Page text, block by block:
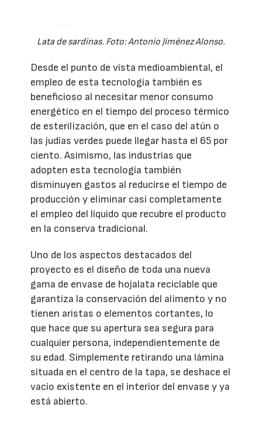
Lata de sardinas. Foto: Antonio Jiménez Alonso.
Desde el punto de vista medioambiental, el
empleo de esta tecnología también es
beneficioso al necesitar menor consumo
energético en el tiempo del proceso térmico
de esterilización, que en el caso del atún o
las judías verdes puede llegar hasta el 65 por
ciento. Asimismo, las industrias que
adopten esta tecnología también
disminuyen gastos al reducirse el tiempo de
producción y eliminar casi completamente
el empleo del líquido que recubre el producto
en la conserva tradicional.
Uno de los aspectos destacados del
proyecto es el diseño de toda una nueva
gama de envase de hojalata reciclable que
garantiza la conservación del alimento y no
tienen aristas o elementos cortantes, lo
que hace que su apertura sea segura para
cualquier persona, independientemente de
su edad. Simplemente retirando una lámina
situada en el centro de la tapa, se deshace el
vacío existente en el interior del envase y ya
está abierto.